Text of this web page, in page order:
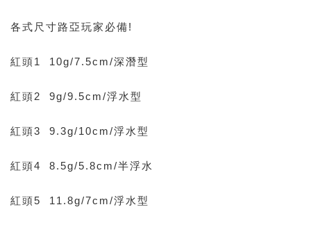
各式尺寸路亞玩家必備!
紅頭1 10g/7.5cm/深潛型
紅頭2 9g/9.5cm/浮水型
紅頭3 9.3g/10cm/浮水型
紅頭4 8.5g/5.8cm/半浮水
紅頭5 11.8g/7cm/浮水型